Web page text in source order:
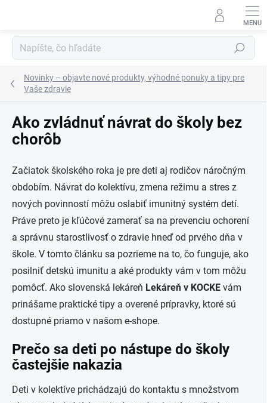
Hľadať
Novinky – objavte nové produkty, výhodné ponuky a tipy pre
Vaše zdravie
Ako zvládnuť návrat do školy bez
chorôb
Začiatok školského roka je pre deti aj rodičov náročným
obdobím. Návrat do kolektívu, zmena režimu a stres z
nových povinností môžu oslabiť imunitný systém detí.
Práve preto je kľúčové zamerať sa na prevenciu ochorení
a správnu starostlivosť o zdravie hneď od prvého dňa v
škole. V tomto článku sa pozrieme na to, čo funguje, ako
posilniť detskú imunitu a aké produkty vám v tom môžu
pomôcť. Ako slovenská lekáreň Lekáreň v KOCKE vám
prinášame praktické tipy a overené prípravky, ktoré sú
dostupné priamo v našom e‑shope.
Prečo sa deti po nástupe do školy
častejšie nakazia
Deti v kolektíve prichádzajú do kontaktu s množstvom